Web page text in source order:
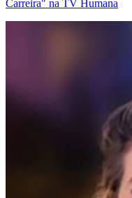
Carreira" na TV Humana